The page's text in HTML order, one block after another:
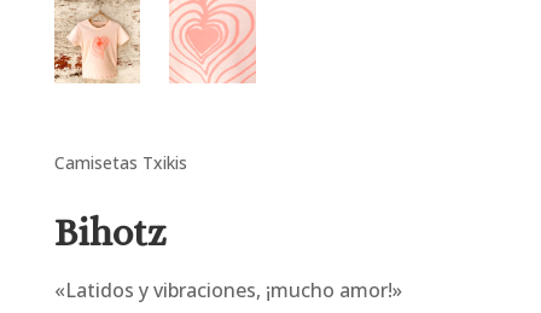
Camisetas Txikis
Bihotz
«Latidos y vibraciones, ¡mucho amor!»